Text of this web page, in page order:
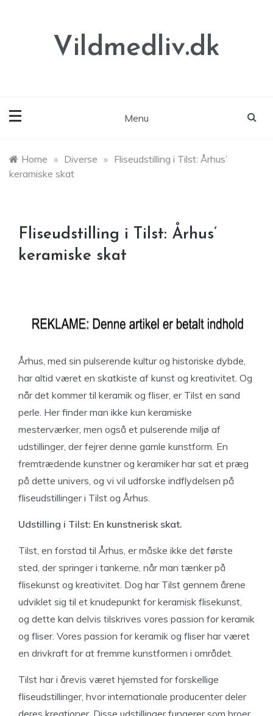
Vildmedliv.dk
Menu
Home » Diverse » Fliseudstilling i Tilst: Århus’
keramiske skat
Fliseudstilling i Tilst: Århus’
keramiske skat
Århus, med sin pulserende kultur og historiske dybde,
har altid været en skatkiste af kunst og kreativitet. Og
når det kommer til keramik og fliser, er Tilst en sand
perle. Her finder man ikke kun keramiske
mesterværker, men også et pulserende miljø af
udstillinger, der fejrer denne gamle kunstform. En
fremtrædende kunstner og keramiker har sat et præg
på dette univers, og vi vil udforske indflydelsen på
fliseudstillinger i Tilst og Århus.
Udstilling i Tilst: En kunstnerisk skat.
Tilst, en forstad til Århus, er måske ikke det første
sted, der springer i tankerne, når man tænker på
flisekunst og kreativitet. Dog har Tilst gennem årene
udviklet sig til et knudepunkt for keramisk flisekunst,
og dette kan delvis tilskrives vores passion for keramik
og fliser. Vores passion for keramik og fliser har været
en drivkraft for at fremme kunstformen i området.
Tilst har i årevis været hjemsted for forskellige
fliseudstillinger, hvor internationale producenter deler
deres kreationer. Disse udstillinger fungerer som broer